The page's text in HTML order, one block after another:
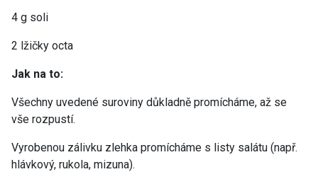
4 g soli
2 lžičky octa
Jak na to:
Všechny uvedené suroviny důkladně promícháme, až se
vše rozpustí.
Vyrobenou zálivku zlehka promícháme s listy salátu (např.
hlávkový, rukola, mizuna).